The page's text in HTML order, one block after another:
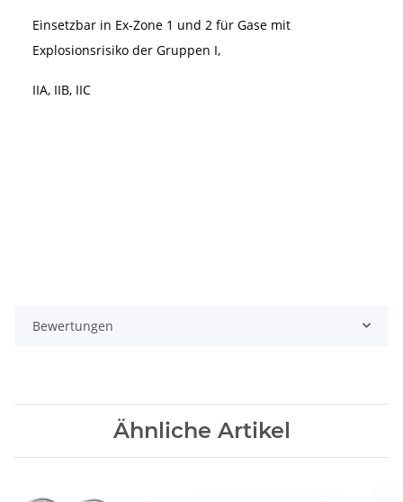
Einsetzbar in Ex-Zone 1 und 2 für Gase mit
Explosionsrisiko der Gruppen I,
IIA, IIB, IIC
Bewertungen
Ähnliche Artikel